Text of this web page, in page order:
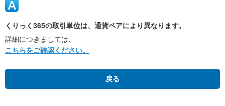
くりっく365の取引単位は、通貨ペアにより異なります。
詳細につきましては、
こちらをご確認ください。
戻る